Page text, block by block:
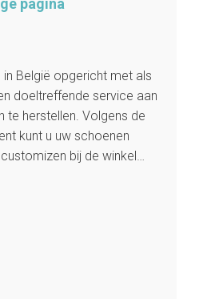
pagina
in België opgericht met als
doeltreffende service aan
te herstellen. Volgens de
kunt u uw schoenen
bij de winkel…